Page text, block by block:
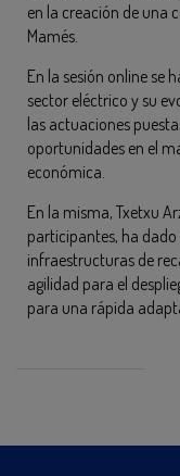
en la creación de una
Mamés.
En la sesión online se
sector eléctrico y su
las actuaciones
oportunidades en el
económica.
En la misma, Txetxu
participantes, ha
infraestructuras de
agilidad para el
para una rápida